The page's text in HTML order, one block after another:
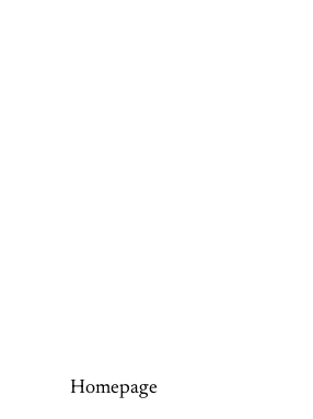
Homepage